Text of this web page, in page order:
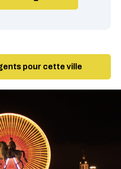
pour cette ville